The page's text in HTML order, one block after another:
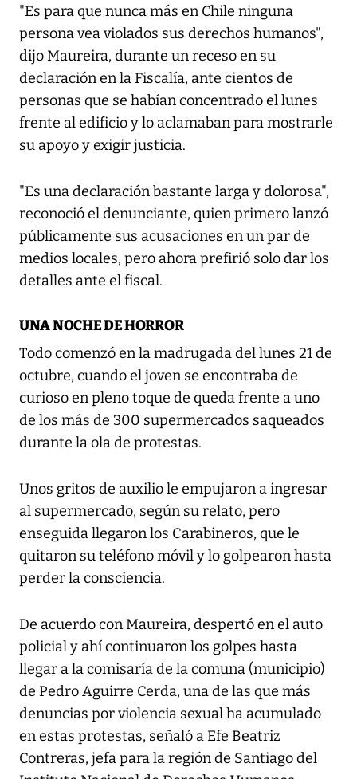
"Es para que nunca más en Chile ninguna
persona vea violados sus derechos humanos",
dijo Maureira, durante un receso en su
declaración en la Fiscalía, ante cientos de
personas que se habían concentrado el lunes
frente al edificio y lo aclamaban para mostrarle
su apoyo y exigir justicia.
"Es una declaración bastante larga y dolorosa",
reconoció el denunciante, quien primero lanzó
públicamente sus acusaciones en un par de
medios locales, pero ahora prefirió solo dar los
detalles ante el fiscal.
UNA NOCHE DE HORROR
Todo comenzó en la madrugada del lunes 21 de
octubre, cuando el joven se encontraba de
curioso en pleno toque de queda frente a uno
de los más de 300 supermercados saqueados
durante la ola de protestas.
Unos gritos de auxilio le empujaron a ingresar
al supermercado, según su relato, pero
enseguida llegaron los Carabineros, que le
quitaron su teléfono móvil y lo golpearon hasta
perder la consciencia.
De acuerdo con Maureira, despertó en el auto
policial y ahí continuaron los golpes hasta
llegar a la comisaría de la comuna (municipio)
de Pedro Aguirre Cerda, una de las que más
denuncias por violencia sexual ha acumulado
en estas protestas, señaló a Efe Beatriz
Contreras, jefa para la región de Santiago del